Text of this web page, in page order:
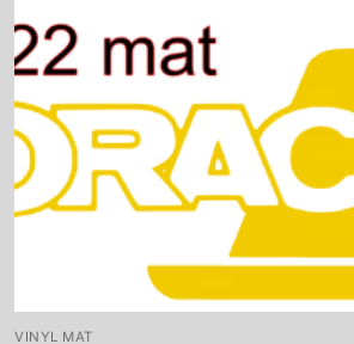
VINYL MAT